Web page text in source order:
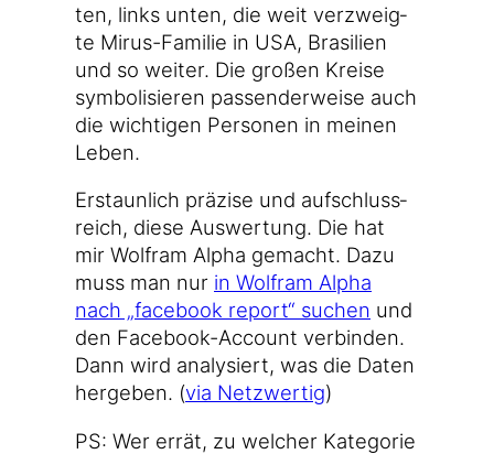
ten, links unten, die weit ver­zweig­
te Mirus-Familie in USA, Bra­si­li­en
und so wei­ter. Die gro­ßen Krei­se
sym­bo­li­sie­ren pas­sen­der­wei­se auch
die wich­ti­gen Per­so­nen in mei­nen
Leben.
Erstaun­lich prä­zi­se und auf­schluss­
reich, die­se Aus­wer­tung. Die hat
mir Wolf­ram Alpha gemacht. Dazu
muss man nur in Wolf­ram Alpha
nach „face­book report“ suchen und
den Facebook-Account ver­bin­den.
Dann wird ana­ly­siert, was die Daten
her­ge­ben. (via Netz­wer­tig)
PS: Wer errät, zu wel­cher Kate­go­rie